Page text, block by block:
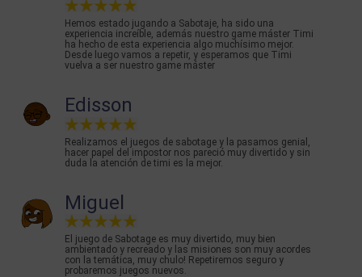
Hemos estado jugando a Sabotaje, ha sido una
experiencia increíble, además nuestro game máster Timi
ha hecho de esta experiencia algo muchísimo mejor.
Desde luego vamos a repetir, y esperamos que Timi
vuelva a ser nuestro game máster
Edisson
Realizamos el juegos de sabotage y la pasamos genial,
hacer papel del impostor nos pareció muy divertido y sin
duda la atención de timi es la mejor.
Miguel
El juego de Sabotage es muy divertido, muy bien
ambientado y recreado y las misiones son muy acordes
con la temática, muy chulo! Repetiremos seguro y
probaremos juegos nuevos.